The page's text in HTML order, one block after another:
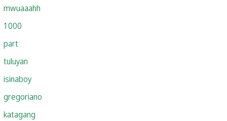
mwuaaahh
1000
part
tuluyan
isinaboy
gregoriano
katagang